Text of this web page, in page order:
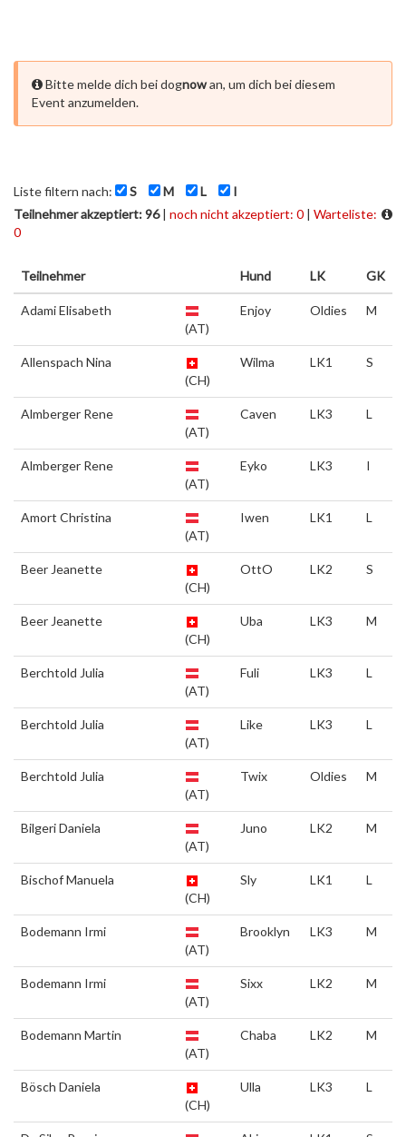
Bitte melde dich bei dognowan, um dich bei diesem
Event anzumelden.
Liste filtern nach: S M L
I
Teilnehmer akzeptiert: 96| noch nicht akzeptiert: 0 | Warteliste:
0
Teilnehmer Hund LK GK
Adami Elisabeth
(AT)
Enjoy Oldies M
Allenspach Nina
(CH)
Wilma LK1 S
Almberger Rene
(AT)
Caven LK3 L
Almberger Rene
(AT)
Eyko LK3 I
Amort Christina
(AT)
Iwen LK1 L
Beer Jeanette
(CH)
OttO LK2 S
Beer Jeanette
(CH)
Uba LK3 M
Berchtold Julia
(AT)
Fuli LK3 L
Berchtold Julia
(AT)
Like LK3 L
Berchtold Julia
(AT)
Twix Oldies M
Bilgeri Daniela
(AT)
Juno LK2 M
Bischof Manuela
(CH)
Sly LK1 L
Bodemann Irmi
(AT)
Brooklyn LK3 M
Bodemann Irmi
(AT)
Sixx LK2 M
Bodemann Martin
(AT)
Chaba LK2 M
Bösch Daniela
(CH)
Ulla LK3 L